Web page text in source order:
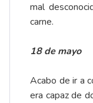
mal
carne.
18 de mayo
Acabo de ir a
era capaz de